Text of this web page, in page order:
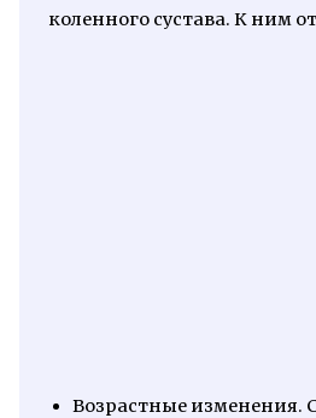
коленного сустава. К ним
Возрастные изменения.